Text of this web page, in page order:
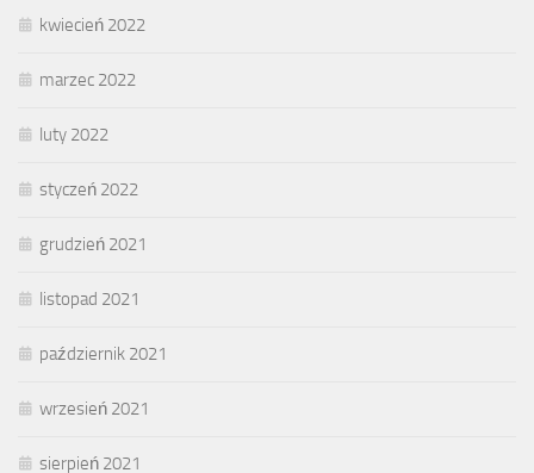
kwiecień 2022
marzec 2022
luty 2022
styczeń 2022
grudzień 2021
listopad 2021
październik 2021
wrzesień 2021
sierpień 2021